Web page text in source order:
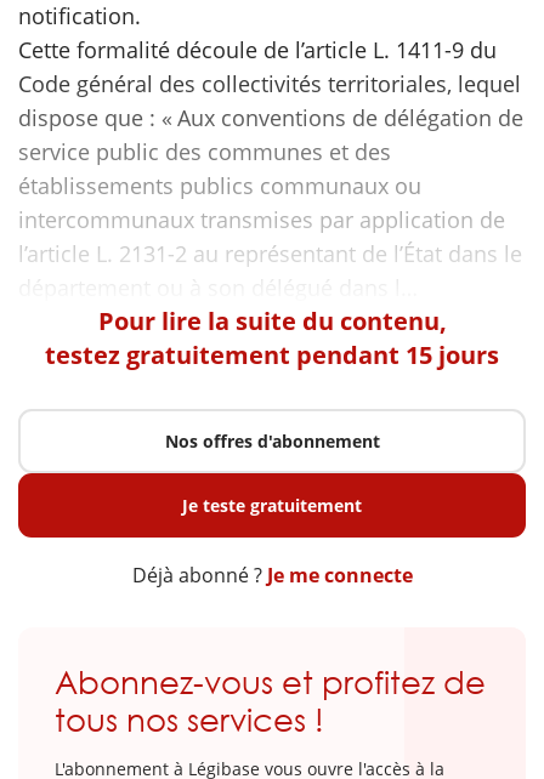
notification.
Cette formalité découle de l’article L. 1411-9 du
Code général des collectivités territoriales, lequel
dispose que : « Aux conventions de délégation de
service public des communes et des
établissements publics communaux ou
intercommunaux transmises par application de
l’article L. 2131-2 au représentant de l’État dans le
Pour lire la suite du contenu,
testez gratuitement pendant 15 jours
Nos offres d'abonnement
Je teste gratuitement
Déjà abonné ? Je me connecte
Abonnez-vous et profitez de
tous nos services !
L'abonnement à Légibase vous ouvre l'accès à la